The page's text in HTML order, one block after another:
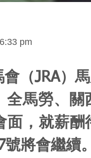
pm
會（JRA）
全馬勞、關
面，就薪
將會繼續。